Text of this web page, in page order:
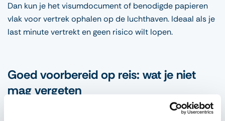
Dan kun je het visumdocument of benodigde papieren
vlak voor vertrek ophalen op de luchthaven. Ideaal als je
last minute vertrekt en geen risico wilt lopen.
Goed voorbereid op reis: wat je niet
mag vergeten
Zorg dat je vóór vertrek ook de volgende zaken regelt: